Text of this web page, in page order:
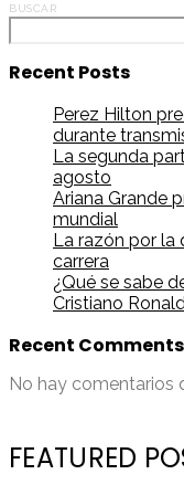
BUSCAR
Recent Posts
Perez Hilton
durante
La segunda
agosto
Ariana Grande
mundial
La razón por la
carrera
¿Qué se sabe
Cristiano
Recent Comments
No hay comentarios
FEATURED